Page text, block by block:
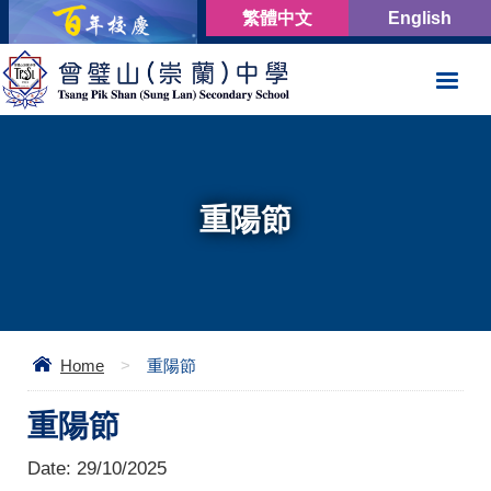
English
繁體中文
重陽節
Home > 重陽節
重陽節
Date: 29/10/2025